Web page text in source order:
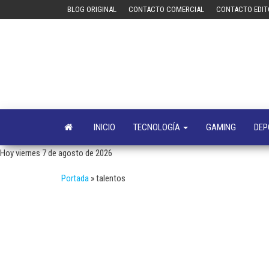
BLOG ORIGINAL CONTACTO COMERCIAL CONTACTO
INICIO TECNOLOGÍA GAMING
Hoy viernes 7 de agosto de 2026
Portada »talentos